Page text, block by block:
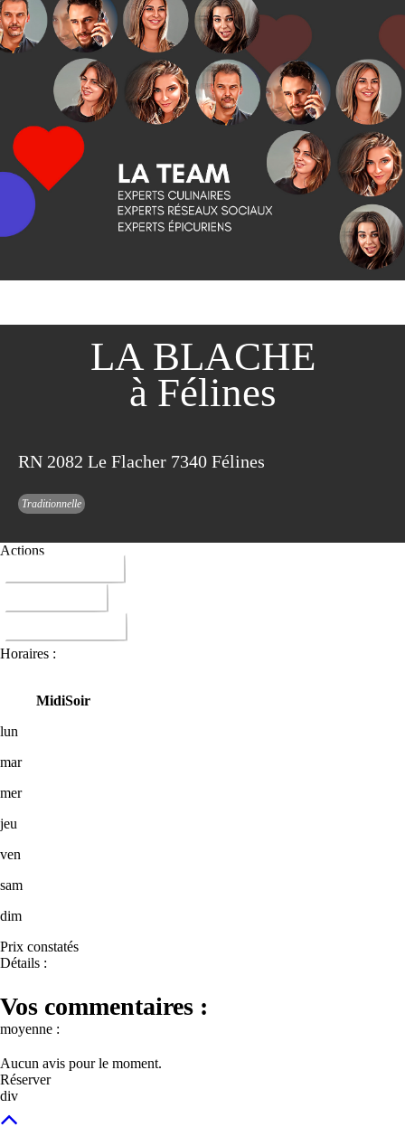
LA BLACHE
à Félines
RN 2082 Le Flacher 7340 Félines
Traditionnelle
Actions
Horaires :
MidiSoir
lun
mar
mer
jeu
ven
sam
dim
Prix constatés
Détails :
Vos commentaires :
moyenne :
Aucun avis pour le moment.
Réserver
div